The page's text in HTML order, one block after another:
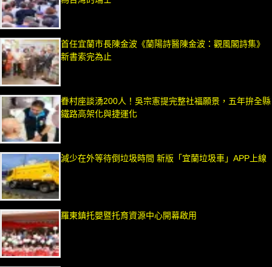
首任宜蘭市長陳金波《蘭陽詩醫陳金波：觀風閣詩集》
新書索完為止
眷村座談湧200人！吳宗憲提完整社福願景，五年拚全縣
鐵路高架化與捷運化
減少在外等待倒垃圾時間 新版「宜蘭垃圾車」APP上線
羅東鎮托嬰暨托育資源中心開幕啟用